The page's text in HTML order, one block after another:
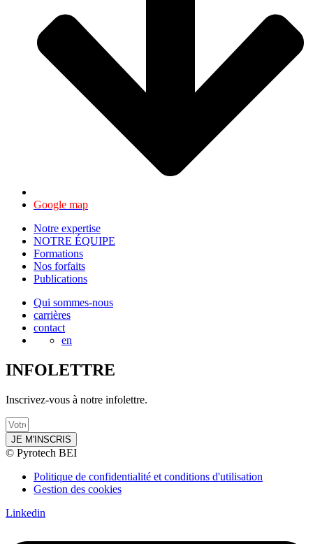
Google map
Notre expertise
NOTRE ÉQUIPE
Formations
Nos forfaits
Publications
Qui sommes-nous
carrières
contact
en
INFOLETTRE
Inscrivez-vous à notre infolettre.
JE M'INSCRIS
© Pyrotech BEI
Politique de confidentialité et conditions d'utilisation
Gestion des cookies
Linkedin